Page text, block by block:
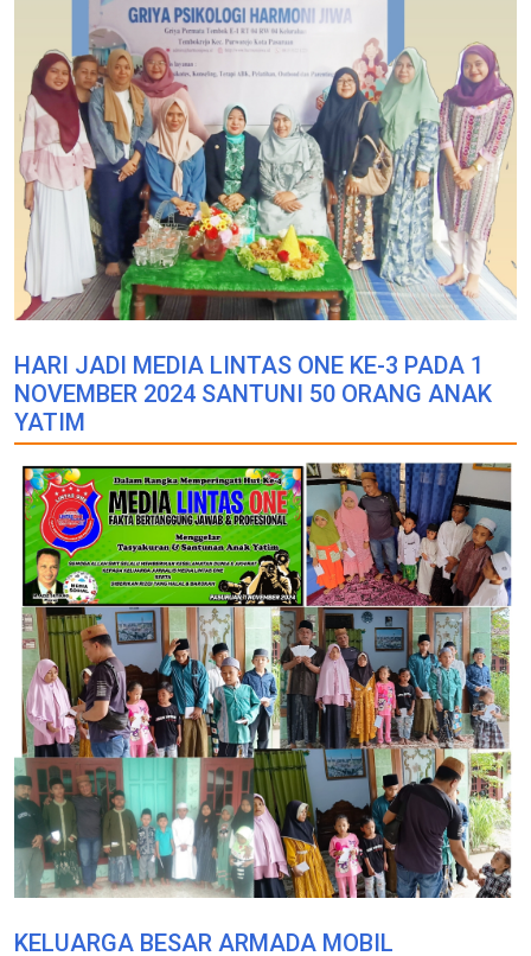
HARI JADI MEDIA LINTAS ONE KE-3 PADA 1
NOVEMBER 2024 SANTUNI 50 ORANG ANAK
YATIM
KELUARGA BESAR ARMADA MOBIL